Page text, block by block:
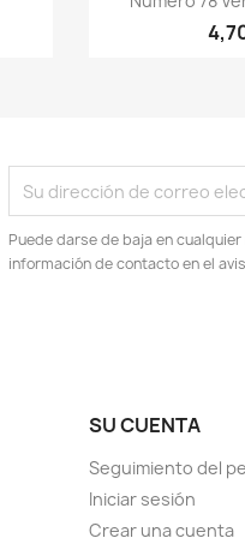
Puede darse de baja en
información de contacto en el
SU CUENTA
Seguimiento del
Iniciar sesión
Crear una cuenta